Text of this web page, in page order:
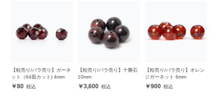
【粒売り/バラ売り】ガーネ
ット（64面カット) 4mm
80
【粒売り/バラ売り】十勝石
10mm
3,600
【粒売り/バラ売り】オレン
ジガーネット 6mm
900